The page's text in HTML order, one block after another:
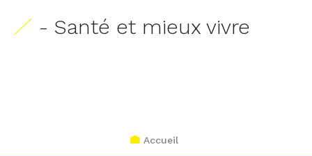
- Santé et mieux vivre
Accueil